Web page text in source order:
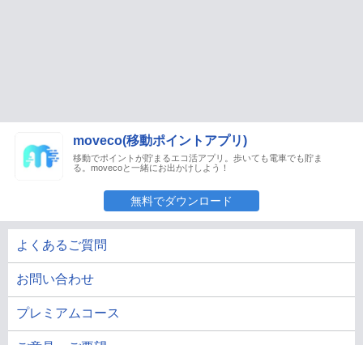
moveco(移動ポイントアプリ)
移動でポイントが貯まるエコ活アプリ。歩いても電車でも貯ま
る。movecoと一緒にお出かけしよう！
無料でダウンロード
よくあるご質問
お問い合わせ
プレミアムコース